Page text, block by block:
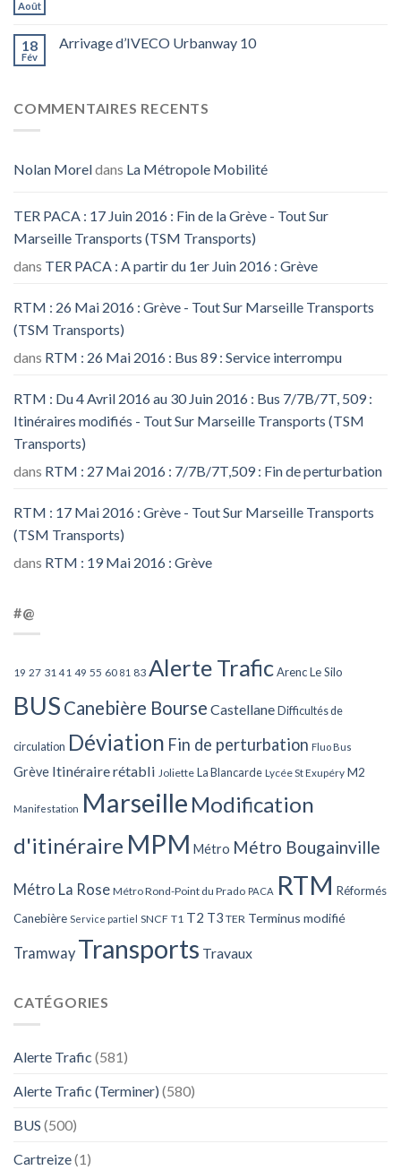
Août
18
Fév
Arrivage d’IVECO Urbanway 10
COMMENTAIRES RECENTS
Nolan Moreldans La Métropole Mobilité
TER PACA : 17 Juin 2016 : Fin de la Grève - Tout Sur
Marseille Transports (TSM Transports)
dans TER PACA : A partir du 1er Juin 2016 : Grève
RTM : 26 Mai 2016 : Grève - Tout Sur Marseille Transports
(TSM Transports)
dans RTM : 26 Mai 2016 : Bus 89 : Service interrompu
RTM : Du 4 Avril 2016 au 30 Juin 2016 : Bus 7/7B/7T, 509 :
Itinéraires modifiés - Tout Sur Marseille Transports (TSM
Transports)
dans RTM : 27 Mai 2016 : 7/7B/7T,509 : Fin de perturbation
RTM : 17 Mai 2016 : Grève - Tout Sur Marseille Transports
(TSM Transports)
dans RTM : 19 Mai 2016 : Grève
#@
19 27 31 41 49 55 60 81 83 Alerte TraficArenc Le Silo
BUS Canebière Bourse Castellane Difficultés de
circulation Déviation Fin de perturbation Fluo Bus
Grève Itinéraire rétabli Joliette La Blancarde Lycée St Exupéry M2
Manifestation Marseille Modification
d'itinéraire MPM Métro Métro Bougainville
Métro La Rose Métro Rond-Point du Prado PACA RTM Réformés
Canebière Service partiel SNCF T1 T2 T3 TER Terminus modifié
Tramway Transports Travaux
CATÉGORIES
Alerte Trafic (581)
Alerte Trafic (Terminer) (580)
BUS (500)
Cartreize(1)